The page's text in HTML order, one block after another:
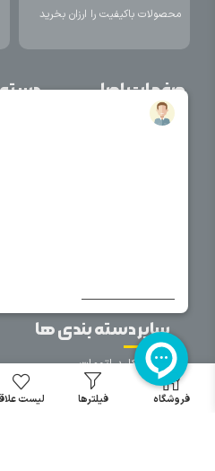
محصولات باکیفیت را ارزان بخرید
صفحات اصلی
خانه
سایر دسته بندی ها
خرید کلید اتومات
خرید کنتاکتور
خرید فیوز
فروشگاه فیلترها